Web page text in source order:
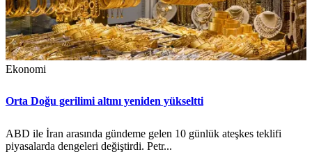
Ekonomi
Orta Doğu gerilimi altını yeniden yükseltti
ABD ile İran arasında gündeme gelen 10 günlük ateşkes teklifi
piyasalarda dengeleri değiştirdi. Petr...